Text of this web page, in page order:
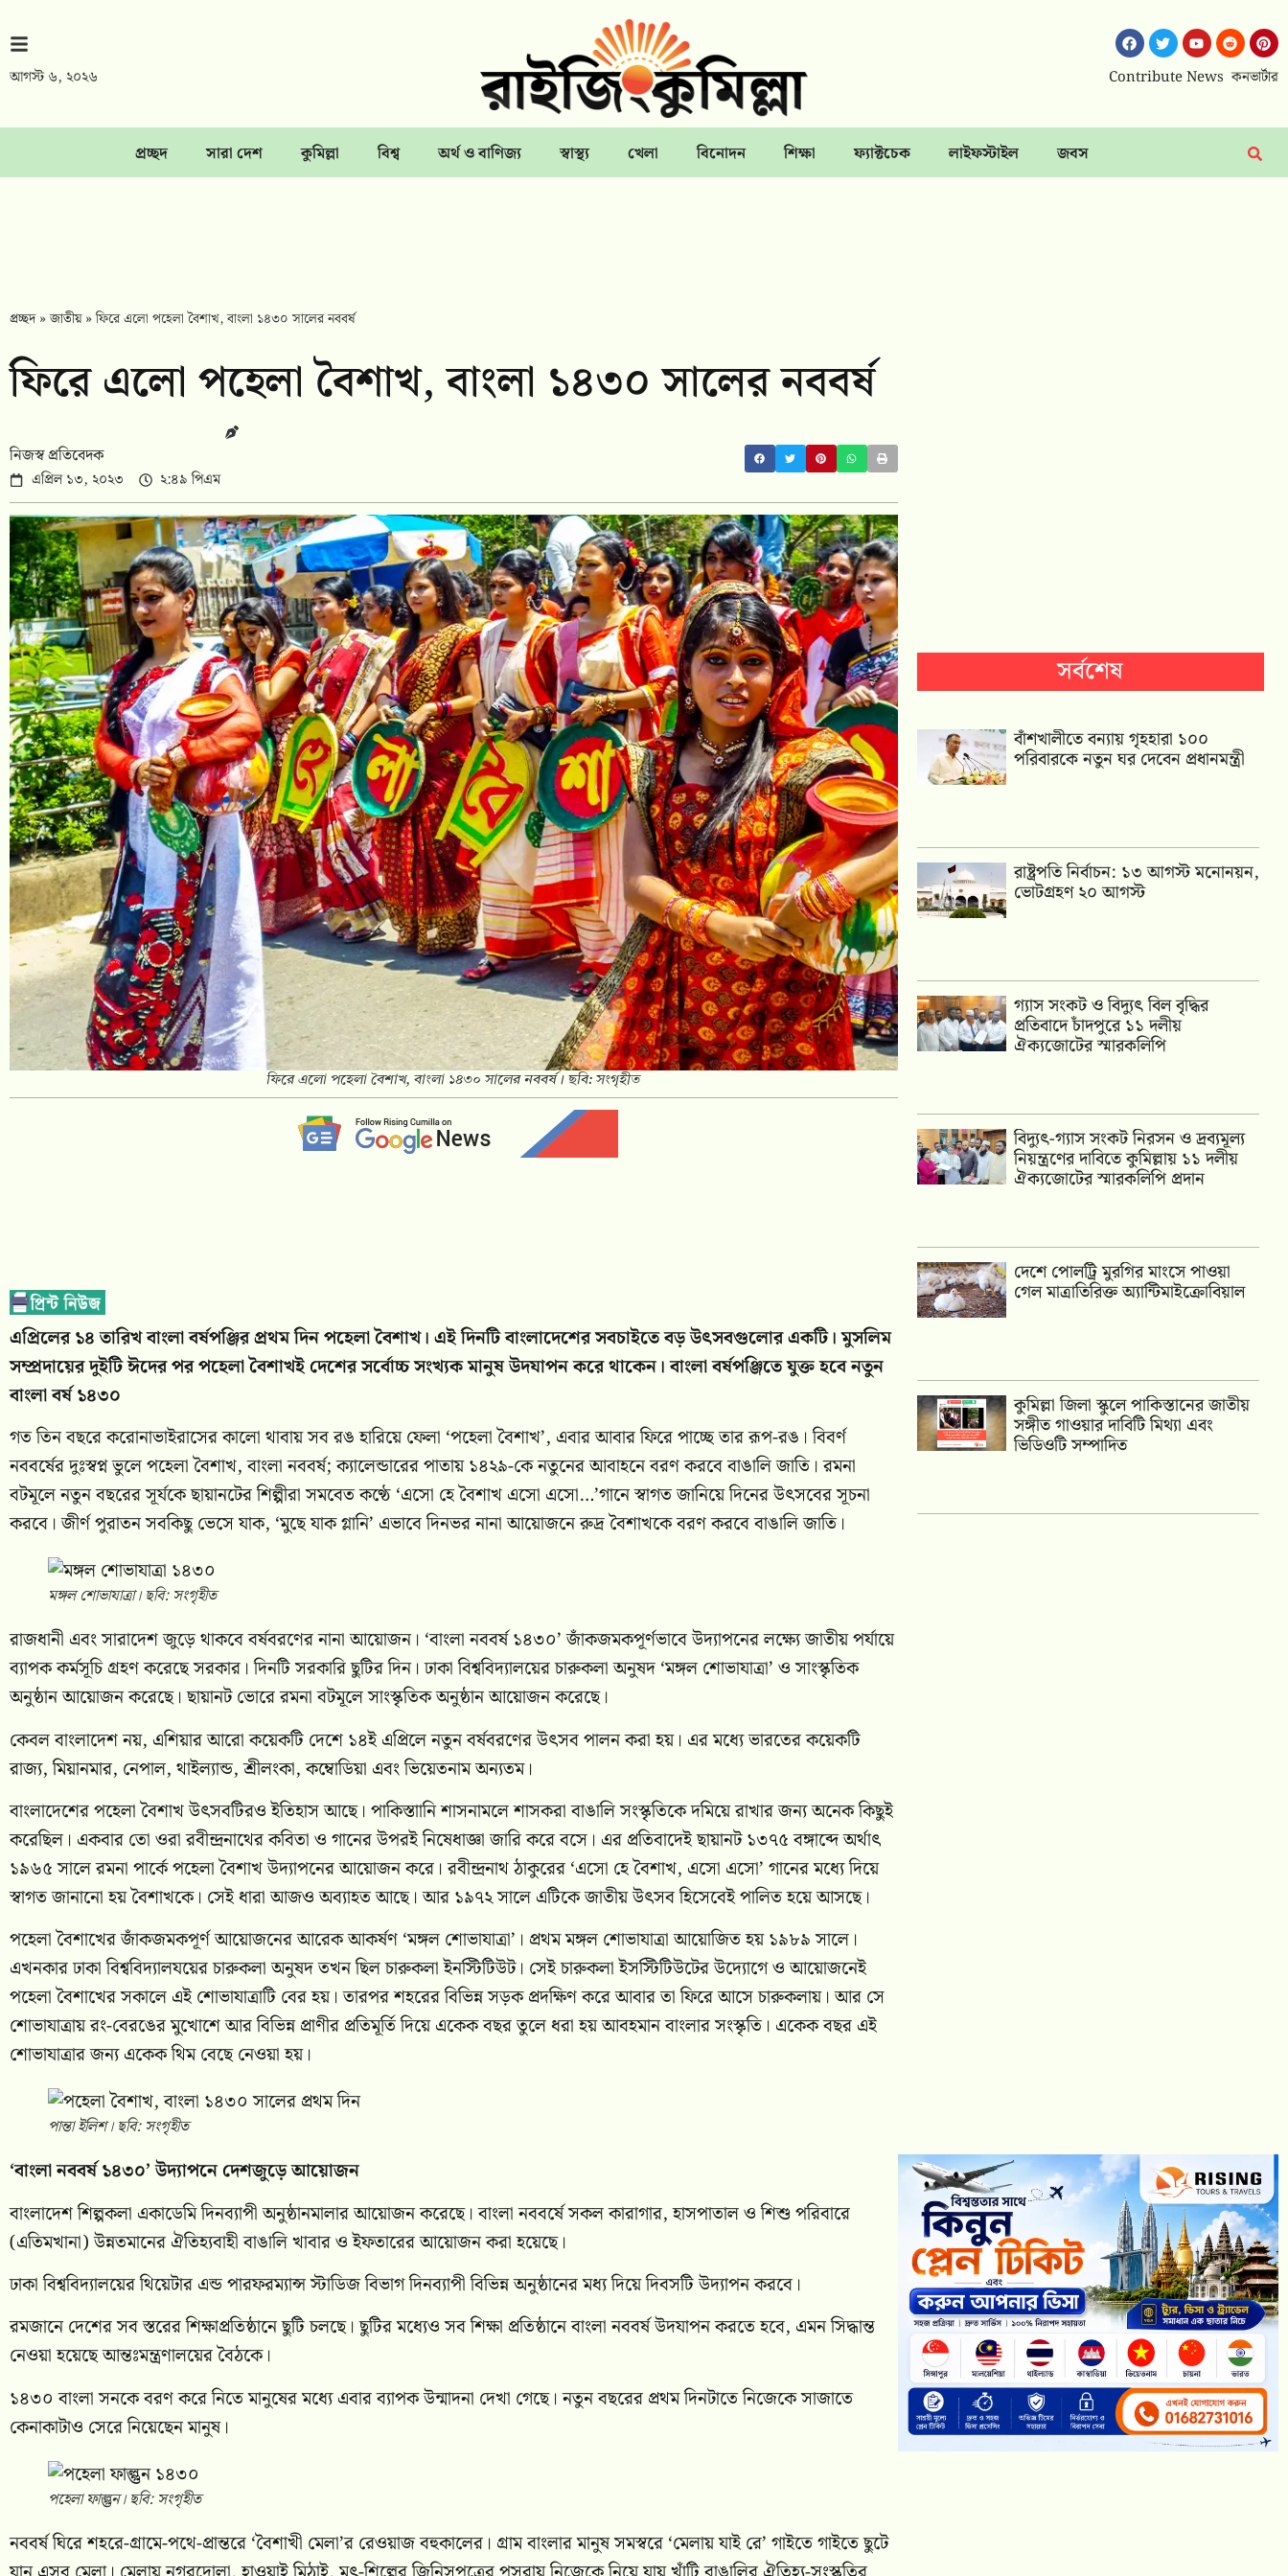
আগস্ট ৬, ২০২৬ Contribute News কনভার্টার
প্রচ্ছদ সারা দেশ কুমিল্লা বিশ্ব অর্থ ও বাণিজ্য স্বাস্থ্য খেলা বিনোদন শিক্ষা ফ্যাক্টচেক লাইফস্টাইল জবস
প্রচ্ছদ»জাতীয়»ফিরে এলো পহেলা বৈশাখ, বাংলা ১৪৩০ সালের নববর্ষ
ফিরে এলো পহেলা বৈশাখ, বাংলা ১৪৩০ সালের নববর্ষ
নিজস্ব প্রতিবেদক
এপ্রিল ১৩, ২০২৩ ২:৪৯ পিএম
ফিরে এলো পহেলা বৈশাখ, বাংলা ১৪৩০ সালের নববর্ষ। ছবি: সংগৃহীত
এপ্রিলের ১৪ তারিখ বাংলা বর্ষপঞ্জির প্রথম দিন পহেলা বৈশাখ। এই দিনটি বাংলাদেশের সবচাইতে বড় উৎসবগুলোর একটি। মুসলিম
সম্প্রদায়ের দুইটি ঈদের পর পহেলা বৈশাখই দেশের সর্বোচ্চ সংখ্যক মানুষ উদযাপন করে থাকেন। বাংলা বর্ষপঞ্জিতে যুক্ত হবে নতুন
বাংলা বর্ষ ১৪৩০
গত তিন বছরে করোনাভাইরাসের কালো থাবায় সব রঙ হারিয়ে ফেলা ‘পহেলা বৈশাখ’, এবার আবার ফিরে পাচ্ছে তার রূপ-রঙ। বিবর্ণ
নববর্ষের দুঃস্বপ্ন ভুলে পহেলা বৈশাখ, বাংলা নববর্ষ; ক্যালেন্ডারের পাতায় ১৪২৯-কে নতুনের আবাহনে বরণ করবে বাঙালি জাতি। রমনা
বটমূলে নতুন বছরের সূর্যকে ছায়ানটের শিল্পীরা সমবেত কণ্ঠে ‘এসো হে বৈশাখ এসো এসো…’গানে স্বাগত জানিয়ে দিনের উৎসবের সূচনা
করবে। জীর্ণ পুরাতন সবকিছু ভেসে যাক, ‘মুছে যাক গ্লানি’ এভাবে দিনভর নানা আয়োজনে রুদ্র বৈশাখকে বরণ করবে বাঙালি জাতি।
মঙ্গল শোভাযাত্রা। ছবি: সংগৃহীত
রাজধানী এবং সারাদেশ জুড়ে থাকবে বর্ষবরণের নানা আয়োজন। ‘বাংলা নববর্ষ ১৪৩০’ জাঁকজমকপূর্ণভাবে উদ্যাপনের লক্ষ্যে জাতীয় পর্যায়ে
ব্যাপক কর্মসূচি গ্রহণ করেছে সরকার। দিনটি সরকারি ছুটির দিন। ঢাকা বিশ্ববিদ্যালয়ের চারুকলা অনুষদ ‘মঙ্গল শোভাযাত্রা’ ও সাংস্কৃতিক
অনুষ্ঠান আয়োজন করেছে। ছায়ানট ভোরে রমনা বটমূলে সাংস্কৃতিক অনুষ্ঠান আয়োজন করেছে।
কেবল বাংলাদেশ নয়, এশিয়ার আরো কয়েকটি দেশে ১৪ই এপ্রিলে নতুন বর্ষবরণের উৎসব পালন করা হয়। এর মধ্যে ভারতের কয়েকটি
রাজ্য, মিয়ানমার, নেপাল, থাইল্যান্ড, শ্রীলংকা, কম্বোডিয়া এবং ভিয়েতনাম অন্যতম।
বাংলাদেশের পহেলা বৈশাখ উৎসবটিরও ইতিহাস আছে। পাকিস্তাানি শাসনামলে শাসকরা বাঙালি সংস্কৃতিকে দমিয়ে রাখার জন্য অনেক কিছুই
করেছিল। একবার তো ওরা রবীন্দ্রনাথের কবিতা ও গানের উপরই নিষেধাজ্ঞা জারি করে বসে। এর প্রতিবাদেই ছায়ানট ১৩৭৫ বঙ্গাব্দে অর্থাৎ
১৯৬৫ সালে রমনা পার্কে পহেলা বৈশাখ উদ্যাপনের আয়োজন করে। রবীন্দ্রনাথ ঠাকুরের ‘এসো হে বৈশাখ, এসো এসো’ গানের মধ্যে দিয়ে
স্বাগত জানানো হয় বৈশাখকে। সেই ধারা আজও অব্যাহত আছে। আর ১৯৭২ সালে এটিকে জাতীয় উৎসব হিসেবেই পালিত হয়ে আসছে।
পহেলা বৈশাখের জাঁকজমকপূর্ণ আয়োজনের আরেক আকর্ষণ ‘মঙ্গল শোভাযাত্রা’। প্রথম মঙ্গল শোভাযাত্রা আয়োজিত হয় ১৯৮৯ সালে।
এখনকার ঢাকা বিশ্ববিদ্যালযয়ের চারুকলা অনুষদ তখন ছিল চারুকলা ইনস্টিটিউট। সেই চারুকলা ইসস্টিটিউটের উদ্যোগে ও আয়োজনেই
পহেলা বৈশাখের সকালে এই শোভাযাত্রাটি বের হয়। তারপর শহরের বিভিন্ন সড়ক প্রদক্ষিণ করে আবার তা ফিরে আসে চারুকলায়। আর সে
শোভাযাত্রায় রং-বেরঙের মুখোশে আর বিভিন্ন প্রাণীর প্রতিমূর্তি দিয়ে একেক বছর তুলে ধরা হয় আবহমান বাংলার সংস্কৃতি। একেক বছর এই
শোভাযাত্রার জন্য একেক থিম বেছে নেওয়া হয়।
পান্তা ইলিশ। ছবি: সংগৃহীত
‘বাংলা নববর্ষ ১৪৩০’ উদ্যাপনে দেশজুড়ে আয়োজন
বাংলাদেশ শিল্পকলা একাডেমি দিনব্যাপী অনুষ্ঠানমালার আয়োজন করেছে। বাংলা নববর্ষে সকল কারাগার, হাসপাতাল ও শিশু পরিবারে
(এতিমখানা) উন্নতমানের ঐতিহ্যবাহী বাঙালি খাবার ও ইফতারের আয়োজন করা হয়েছে।
ঢাকা বিশ্ববিদ্যালয়ের থিয়েটার এন্ড পারফরম্যান্স স্টাডিজ বিভাগ দিনব্যাপী বিভিন্ন অনুষ্ঠানের মধ্য দিয়ে দিবসটি উদ্যাপন করবে।
রমজানে দেশের সব স্তরের শিক্ষাপ্রতিষ্ঠানে ছুটি চলছে। ছুটির মধ্যেও সব শিক্ষা প্রতিষ্ঠানে বাংলা নববর্ষ উদযাপন করতে হবে, এমন সিদ্ধান্ত
নেওয়া হয়েছে আন্তঃমন্ত্রণালয়ের বৈঠকে।
১৪৩০ বাংলা সনকে বরণ করে নিতে মানুষের মধ্যে এবার ব্যাপক উন্মাদনা দেখা গেছে। নতুন বছরের প্রথম দিনটাতে নিজেকে সাজাতে
কেনাকাটাও সেরে নিয়েছেন মানুষ।
পহেলা ফাল্গুন। ছবি: সংগৃহীত
নববর্ষ ঘিরে শহরে-গ্রামে-পথে-প্রান্তরে ‘বৈশাখী মেলা’র রেওয়াজ বহুকালের। গ্রাম বাংলার মানুষ সমস্বরে ‘মেলায় যাই রে’ গাইতে গাইতে ছুটে
সর্বশেষ
বাঁশখালীতে বন্যায় গৃহহারা ১০০
পরিবারকে নতুন ঘর দেবেন প্রধানমন্ত্রী
রাষ্ট্রপতি নির্বাচন: ১৩ আগস্ট মনোনয়ন,
ভোটগ্রহণ ২০ আগস্ট
গ্যাস সংকট ও বিদ্যুৎ বিল বৃদ্ধির
প্রতিবাদে চাঁদপুরে ১১ দলীয়
ঐক্যজোটের স্মারকলিপি
‎বিদ্যুৎ-গ্যাস সংকট নিরসন ও দ্রব্যমূল্য
নিয়ন্ত্রণের দাবিতে কুমিল্লায় ১১ দলীয়
ঐক‍্যজোটের স্মারকলিপি প্রদান
দেশে পোলট্রি মুরগির মাংসে পাওয়া
গেল মাত্রাতিরিক্ত অ্যান্টিমাইক্রোবিয়াল
কুমিল্লা জিলা স্কুলে পাকিস্তানের জাতীয়
সঙ্গীত গাওয়ার দাবিটি মিথ্যা এবং
ভিডিওটি সম্পাদিত